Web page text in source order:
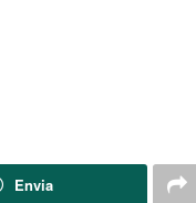
Envia